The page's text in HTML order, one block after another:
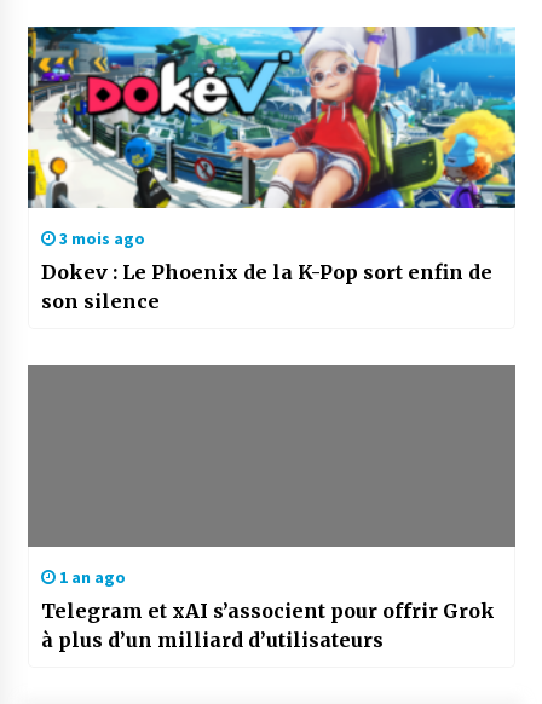
3 mois ago
Dokev : Le Phoenix de la K-Pop sort enfin de
son silence
1 an ago
Telegram et xAI s’associent pour offrir Grok
à plus d’un milliard d’utilisateurs